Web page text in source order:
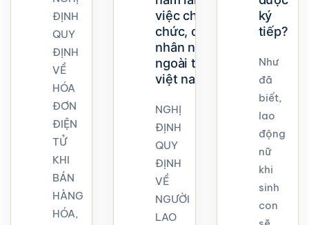
ĐỊNH
QUY
ĐỊNH
VỀ
HÓA
ĐƠN
ĐIỆN
TỬ
KHI
BÁN
HÀNG
HÓA,
việc cho tổ
chức, cá
nhân nước
ngoài tại
việt nam
NGHỊ
ĐỊNH
QUY
ĐỊNH
VỀ
NGƯỜI
LAO
ký
tiếp?
Như
đã
biết,
lao
động
nữ
khi
sinh
con